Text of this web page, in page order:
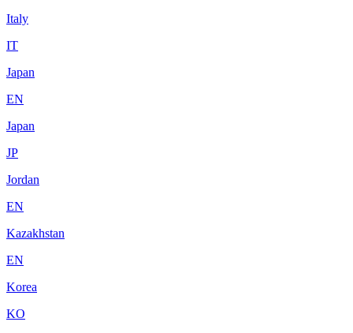
Italy
IT
Japan
EN
Japan
JP
Jordan
EN
Kazakhstan
EN
Korea
KO